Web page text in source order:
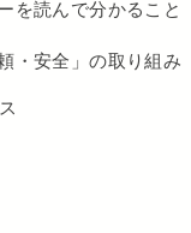
を読んで分かること
・安全」の取り組み